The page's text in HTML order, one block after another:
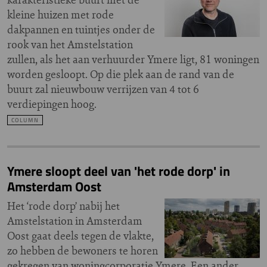
kleine huizen met rode
dakpannen en tuintjes onder de
rook van het Amstelstation
zullen, als het aan verhuurder Ymere ligt, 81 woningen
worden gesloopt. Op die plek aan de rand van de
buurt zal nieuwbouw verrijzen van 4 tot 6
verdiepingen hoog.
COLUMN
Ymere sloopt deel van 'het rode dorp' in
Amsterdam Oost
Het ‘rode dorp’ nabij het
Amstelstation in Amsterdam
Oost gaat deels tegen de vlakte,
zo hebben de bewoners te horen